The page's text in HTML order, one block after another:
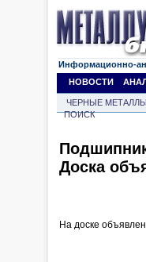
Информационно-
НОВОСТИ
ЧЕРНЫЕ МЕТАЛЛЫ
ПОИСК
Доска
На доске